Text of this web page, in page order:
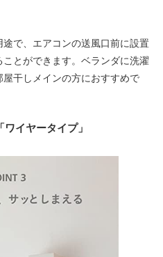
で、エアコンの送風口前に設置
とができます。ベランダに洗濯
干しメインの方におすすめで
イヤータイプ」